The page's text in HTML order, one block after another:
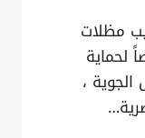
مظلات
لحماية
،